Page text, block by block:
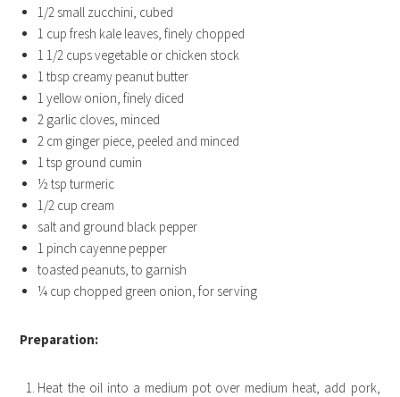
1/2 small zucchini, cubed
1 cup fresh kale leaves, finely chopped
1 1/2 cups vegetable or chicken stock
1 tbsp creamy peanut butter
1 yellow onion, finely diced
2 garlic cloves, minced
2 cm ginger piece, peeled and minced
1 tsp ground cumin
½ tsp turmeric
1/2 cup cream
salt and ground black pepper
1 pinch cayenne pepper
toasted peanuts, to garnish
¼ cup chopped green onion, for serving
Preparation:
Heat the oil into a medium pot over medium heat, add pork,